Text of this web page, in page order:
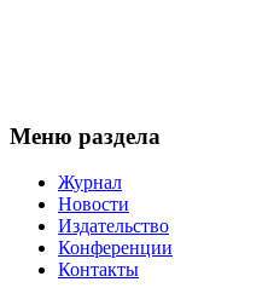
Меню раздела
Журнал
Новости
Издательство
Конференции
Контакты